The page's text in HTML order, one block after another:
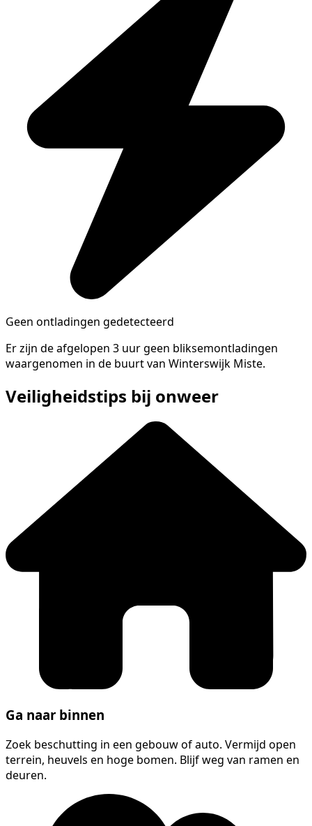
Geen ontladingen gedetecteerd
Er zijn de afgelopen 3 uur geen bliksemontladingen
waargenomen in de buurt van Winterswijk Miste.
Veiligheidstips bij onweer
Ga naar binnen
Zoek beschutting in een gebouw of auto. Vermijd open
terrein, heuvels en hoge bomen. Blijf weg van ramen en
deuren.